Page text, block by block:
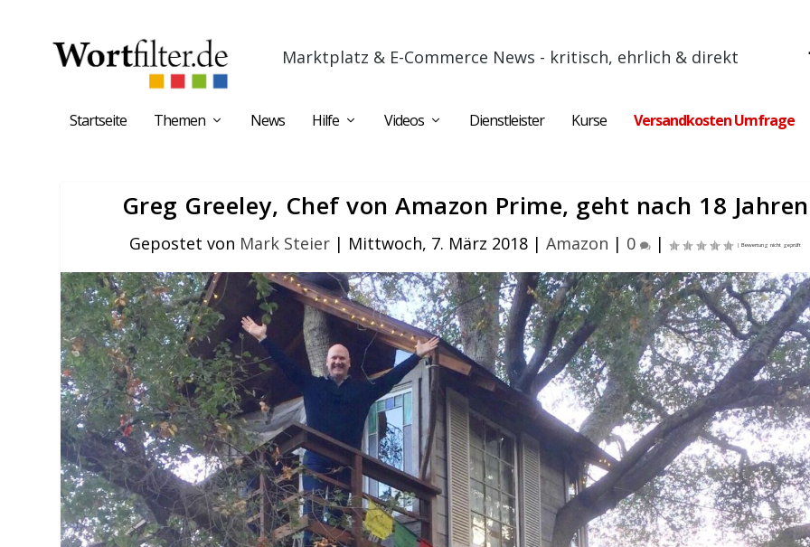
Marktplatz & E-Commerce News - kritisch, ehrlich & direkt
Startseite Themen News Hilfe Videos Dienstleister Kurse Versandkosten Umfrage
Greg Greeley, Chef von Amazon Prime, geht nach 18 Jahren
Gepostet von Mark Steier | Mittwoch, 7. März 2018 |Amazon | 0 |